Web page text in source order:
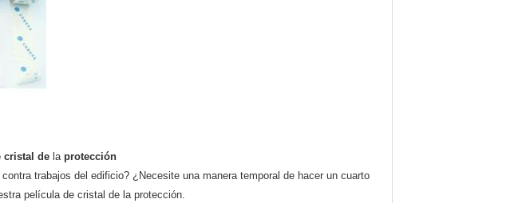
cristal de la protección
trabajos del edificio? ¿Necesite una manera temporal de hacer un cuarto
película de cristal de la protección.